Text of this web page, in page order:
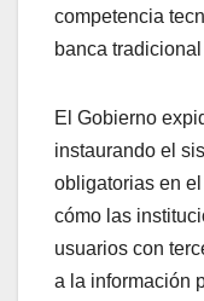
competencia
banca
El Gobierno
instaurando el
obligatorias en
cómo las
usuarios con
a la información